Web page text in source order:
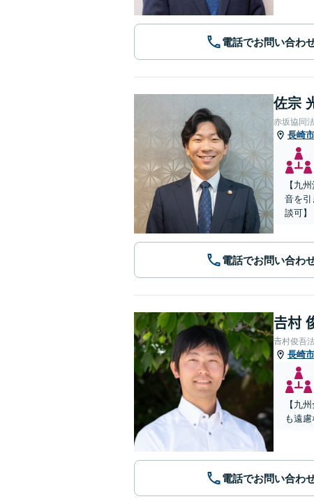
電話でお問い合わ
佐宗
赤坂協同
長崎市
【九
音を引
談可】
電話でお問い合わ
𠮷村
𠮷村俊吾
長崎市
【九
も遠慮
電話でお問い合わ